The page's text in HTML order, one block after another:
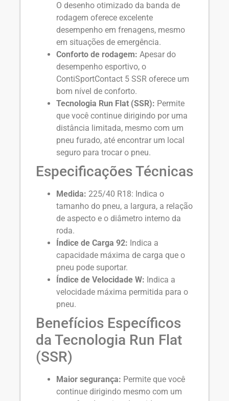
O desenho otimizado da banda de
rodagem oferece excelente
desempenho em frenagens, mesmo
em situações de emergência.
Conforto de rodagem: Apesar do
desempenho esportivo, o
ContiSportContact 5 SSR oferece um
bom nível de conforto.
Tecnologia Run Flat (SSR): Permite
que você continue dirigindo por uma
distância limitada, mesmo com um
pneu furado, até encontrar um local
seguro para trocar o pneu.
Especificações Técnicas
Medida: 225/40 R18: Indica o
tamanho do pneu, a largura, a relação
de aspecto e o diâmetro interno da
roda.
Índice de Carga 92: Indica a
capacidade máxima de carga que o
pneu pode suportar.
Índice de Velocidade W: Indica a
velocidade máxima permitida para o
pneu.
Benefícios Específicos
da Tecnologia Run Flat
(SSR)
Maior segurança: Permite que você
continue dirigindo mesmo com um